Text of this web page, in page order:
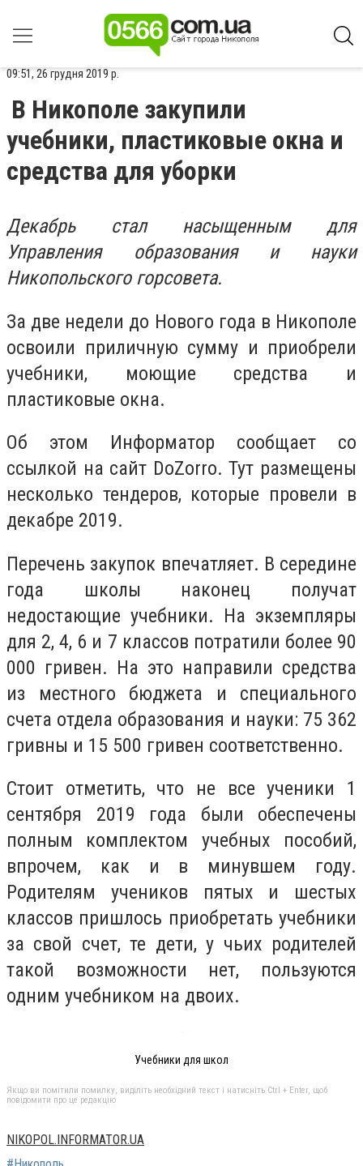
09:51, 26 грудня 2019 р.
В Никополе закупили
учебники, пластиковые окна и
средства для уборки
Декабрь стал насыщенным для
Управления образования и науки
Никопольского горсовета.
За две недели до Нового года в Никополе
освоили приличную сумму и приобрели
учебники, моющие средства и
пластиковые окна.
Об этом Информатор сообщает со
ссылкой на сайт DoZorro. Тут размещены
несколько тендеров, которые провели в
декабре 2019.
Перечень закупок впечатляет. В середине
года школы наконец получат
недостающие учебники. На экземпляры
для 2, 4, 6 и 7 классов потратили более 90
000 гривен. На это направили средства
из местного бюджета и специального
счета отдела образования и науки: 75 362
гривны и 15 500 гривен соответственно.
Стоит отметить, что не все ученики 1
сентября 2019 года были обеспечены
полным комплектом учебных пособий,
впрочем, как и в минувшем году.
Родителям учеников пятых и шестых
классов пришлось приобретать учебники
за свой счет, те дети, у чьих родителей
такой возможности нет, пользуются
одним учебником на двоих.
Учебники для школ
Якщо ви помітили помилку, виділіть необхідний текст і натисніть Ctrl + Enter, щоб
повідомити про це редакцію
NIKOPOL.INFORMATOR.UA